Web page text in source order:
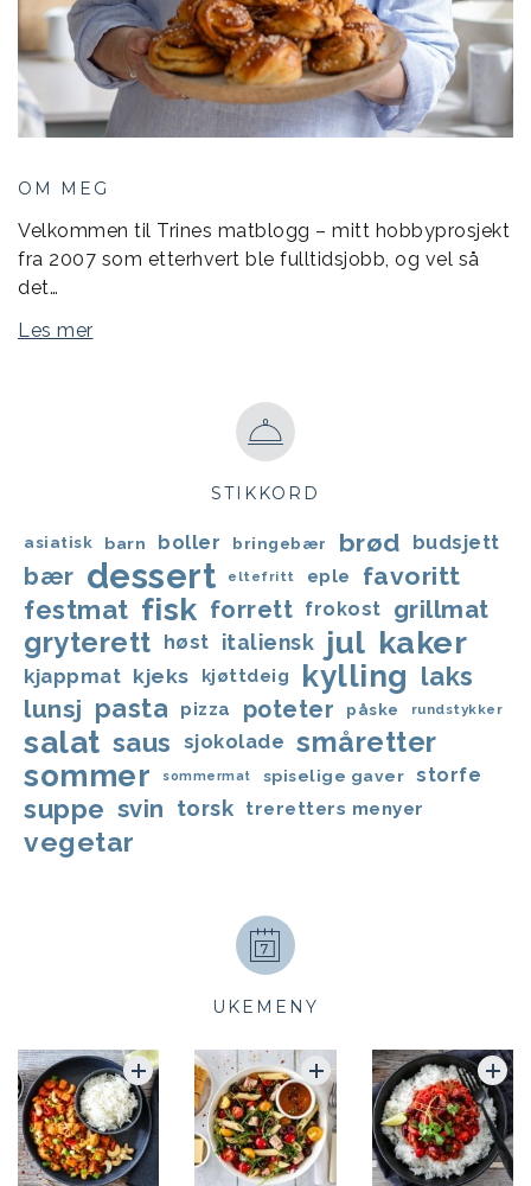
OM MEG
Velkommen til Trines matblogg – mitt hobbyprosjekt
fra 2007 som etterhvert ble fulltidsjobb, og vel så
det…
Les mer
STIKKORD
asiatisk barn boller bringebær brød budsjett
bær dessert eltefritt eple favoritt
festmat fisk forrett frokost grillmat
gryterett høst italiensk jul kaker
kjappmat kjeks kjøttdeig kylling laks
lunsj pasta pizza poteter påske rundstykker
salat saus sjokolade småretter
sommer sommermat spiselige gaver storfe
suppe svin torsk treretters menyer
vegetar
UKEMENY